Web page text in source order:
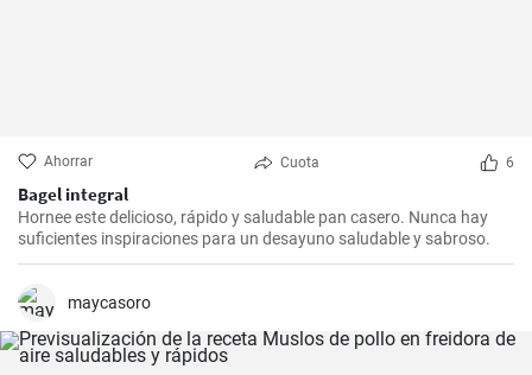
Ahorrar Cuota 6
Bagel integral
Hornee este delicioso, rápido y saludable pan casero. Nunca hay
suficientes inspiraciones para un desayuno saludable y sabroso.
maycasoro